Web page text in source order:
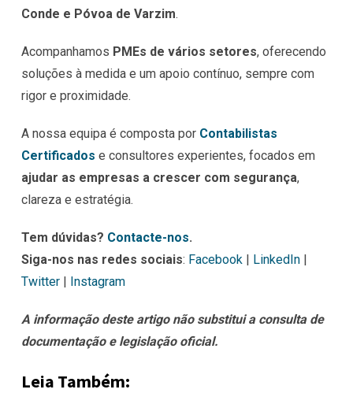
Conde e Póvoa de Varzim.
Acompanhamos PMEs de vários setores, oferecendo
soluções à medida e um apoio contínuo, sempre com
rigor e proximidade.
A nossa equipa é composta por Contabilistas
Certificados e consultores experientes, focados em
ajudar as empresas a crescer com segurança,
clareza e estratégia.
Tem dúvidas? Contacte-nos.
Siga-nos nas redes sociais: Facebook | LinkedIn |
Twitter | Instagram
A informação deste artigo não substitui a consulta de
documentação e legislação oficial.
Leia Também: